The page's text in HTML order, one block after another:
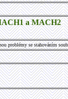
a MACH2
problémy se stahováním